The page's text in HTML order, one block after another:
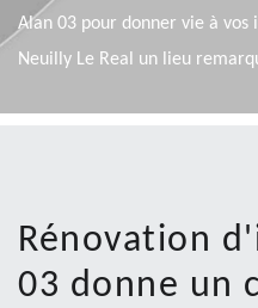
Alan 03 pour donner vie à vos
Neuilly Le Real un lieu
Rénovation
03 donne un